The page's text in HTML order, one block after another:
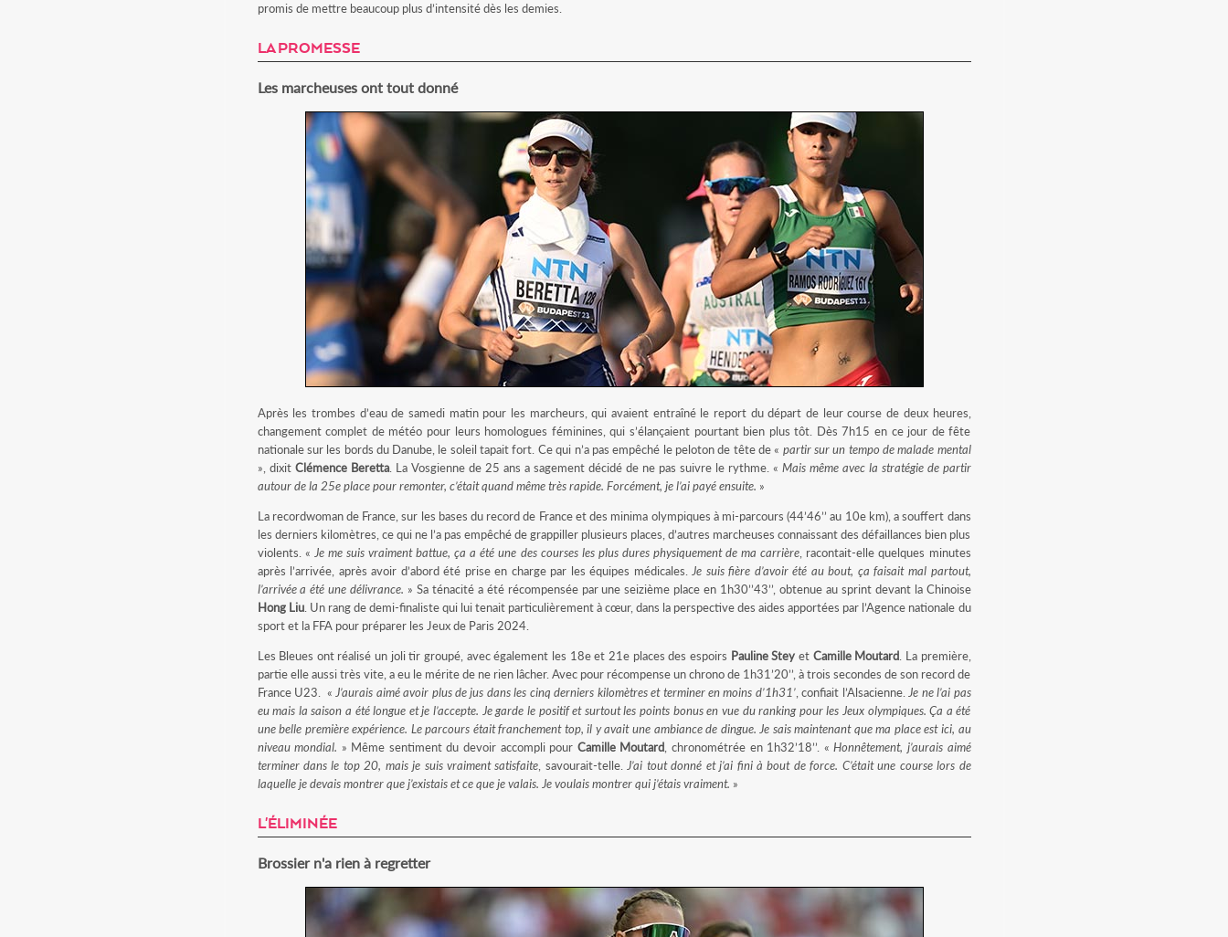
promis de mettre beaucoup plus d’intensité dès les demies.
LA PROMESSE
Les marcheuses ont tout donné
Après les trombes d’eau de samedi matin pour les marcheurs, qui avaient entraîné le report du départ de leur course de deux heures,
changement complet de météo pour leurs homologues féminines, qui s’élançaient pourtant bien plus tôt. Dès 7h15 en ce jour de fête
nationale sur les bords du Danube, le soleil tapait fort. Ce qui n’a pas empêché le peloton de tête de « partir sur un tempo de malade mental
», dixit Clémence Beretta. La Vosgienne de 25 ans a sagement décidé de ne pas suivre le rythme. « Mais même avec la stratégie de partir
autour de la 25e place pour remonter, c’était quand même très rapide. Forcément, je l’ai payé ensuite. »
La recordwoman de France, sur les bases du record de France et des minima olympiques à mi-parcours (44’46’’ au 10e km), a souffert dans
les derniers kilomètres, ce qui ne l’a pas empêché de grappiller plusieurs places, d’autres marcheuses connaissant des défaillances bien plus
violents. « Je me suis vraiment battue, ça a été une des courses les plus dures physiquement de ma carrière , racontait-elle quelques minutes
après l’arrivée, après avoir d’abord été prise en charge par les équipes médicales.
Je suis fière d’avoir été au bout, ça faisait mal partout,
l’arrivée a été une délivrance. » Sa ténacité a été récompensée par une seizième place en 1h30’’43’’, obtenue au sprint devant la Chinoise
Hong Liu. Un rang de demi-finaliste qui lui tenait particulièrement à cœur, dans la perspective des aides apportées par l’Agence nationale du
sport et la FFA pour préparer les Jeux de Paris 2024.
Les Bleues ont réalisé un joli tir groupé, avec également les 18e et 21e places des espoirs Pauline Stey et Camille Moutard . La première,
partie elle aussi très vite, a eu le mérite de ne rien lâcher. Avec pour récompense un chrono de 1h31’20’’, à trois secondes de son record de
France U23. « J’aurais aimé avoir plus de jus dans les cinq derniers kilomètres et terminer en moins d’1h31’, confiait l’Alsacienne. Je ne l’ai pas
eu mais la saison a été longue et je l’accepte. Je garde le positif et surtout les points bonus en vue du ranking pour les Jeux olympiques. Ça a été
une belle première expérience. Le parcours était franchement top, il y avait une ambiance de dingue. Je sais maintenant que ma place est ici, au
niveau mondial. » Même sentiment du devoir accompli pour Camille Moutard , chronométrée en 1h32’18’’. «Honnêtement, j’aurais aimé
terminer dans le top 20, mais je suis vraiment satisfaite , savourait-telle. J’ai tout donné et j’ai fini à bout de force. C’était une course lors de
laquelle je devais montrer que j’existais et ce que je valais. Je voulais montrer qui j’étais vraiment. »
L'ÉLIMINÉE
Brossier n'a rien à regretter